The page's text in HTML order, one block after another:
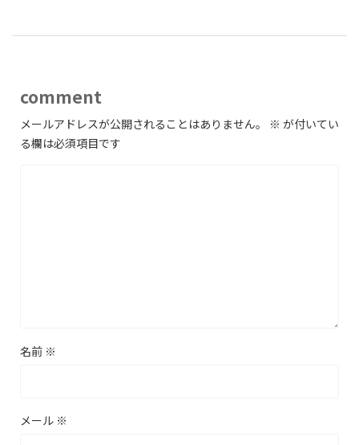
comment
メールアドレスが公開されることはありません。 ※ が付いてい
る欄は必須項目です
名前 ※
メール ※